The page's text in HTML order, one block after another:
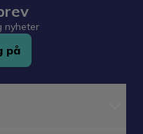
nyheter
på